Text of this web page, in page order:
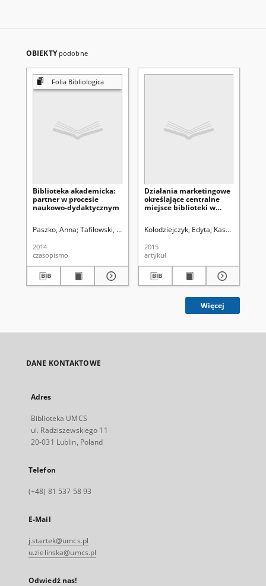
OBIEKTY podobne
Folia Bibliologica
Biblioteka akademicka:
partner w procesie
naukowo-dydaktycznym
Paszko, Anna Tafiłowski, Piotr Instytut Bibliotekoznawstwa i
2014
czasopismo
Działania marketingowe
określające centralne
miejsce biblioteki w
Kołodziejczyk, Edyta Kasperek,
2015
artykuł
Więcej
DANE KONTAKTOWE
Adres
Biblioteka UMCS
ul. Radziszewskiego 11
20-031 Lublin, Poland
Telefon
(+48) 81 537 58 93
E-Mail
j.startek@umcs.pl
u.zielinska@umcs.pl
Odwiedź nas!